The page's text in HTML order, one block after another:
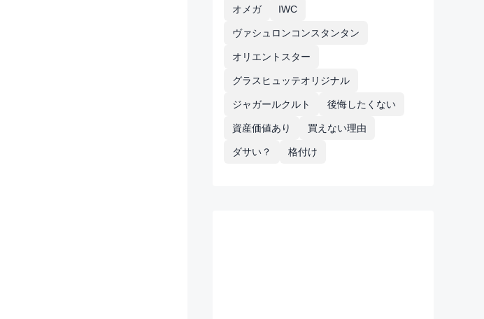
オメガ IWC
ヴァシュロンコンスタンタン
オリエントスター
グラスヒュッテオリジナル
ジャガールクルト 後悔したくない
資産価値あり 買えない理由
ダサい？ 格付け